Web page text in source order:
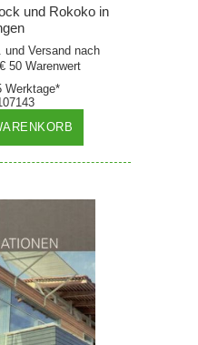
und Rokoko in
und Versand nach
50 Warenwert
Werktage*